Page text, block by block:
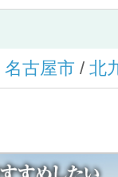
名古屋市 / 北